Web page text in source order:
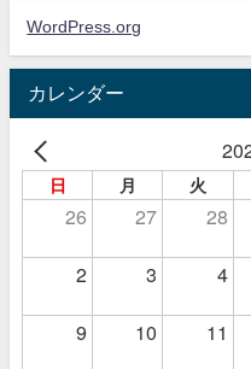
WordPress.org
カレンダー
日 月 火
26 27 28
2 3 4
9 10 11